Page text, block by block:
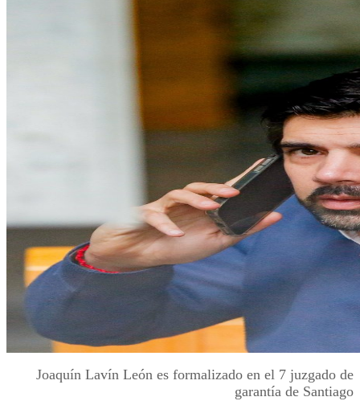
Joaquín Lavín León es formalizado en el 7 juzgado de
garantía de Santiago